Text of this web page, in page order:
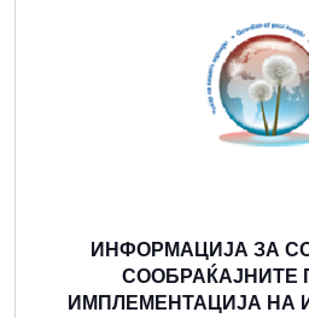
ИНФОРМАЦИЈА ЗА
СООБРАЌАЈНИТЕ
ИМПЛЕМЕНТАЦИЈА НА